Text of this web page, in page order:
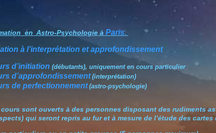
en Astro-Psychologie à Paris.
à l’interprétation et approfondissement
d’initiation (débutants), uniquement en cours particulier
d’approfondissement (interprétation)
de perfectionnement (astro-psychologie)
sont ouverts à des personnes disposant des rudiments
qui seront repris au fur et à mesure de l’étude des cartes